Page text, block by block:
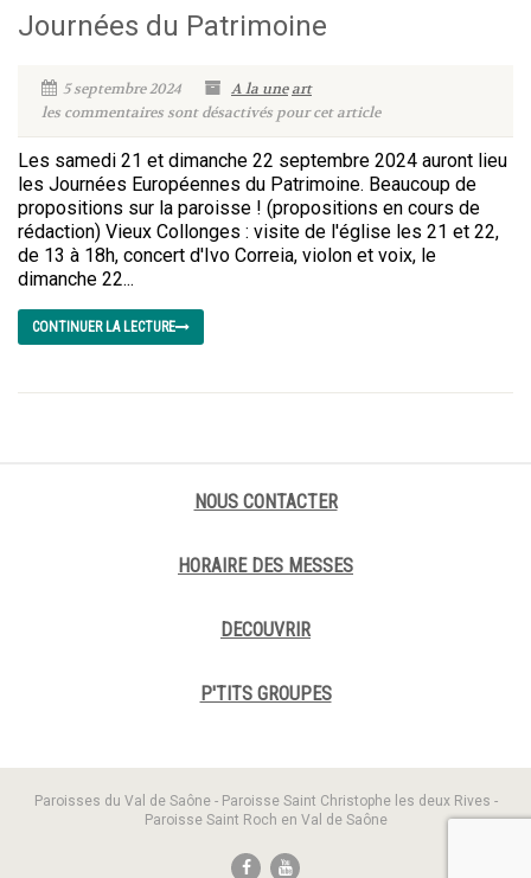
Journées du Patrimoine
5 septembre 2024 A la une art
les commentaires sont désactivés pour cet article
Les samedi 21 et dimanche 22 septembre 2024 auront lieu
les Journées Européennes du Patrimoine. Beaucoup de
propositions sur la paroisse ! (propositions en cours de
rédaction) Vieux Collonges : visite de l'église les 21 et 22,
de 13 à 18h, concert d'Ivo Correia, violon et voix, le
dimanche 22...
CONTINUER LA LECTURE
NOUS CONTACTER
HORAIRE DES MESSES
DECOUVRIR
P'TITS GROUPES
Paroisses du Val de Saône - Paroisse Saint Christophe les deux Rives -
Paroisse Saint Roch en Val de Saône